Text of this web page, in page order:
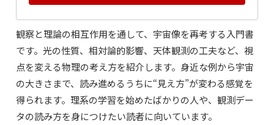
観察と理論の相互作用を通して、宇宙像を再考する入門書
です。光の性質、相対論的影響、天体観測の工夫など、視
点を変える物理の考え方を紹介します。身近な例から宇宙
の大きさまで、読み進めるうちに“見え方”が変わる感覚を
得られます。理系の学習を始めたばかりの人や、観測デー
タの読み方を身につけたい読者に向いています。